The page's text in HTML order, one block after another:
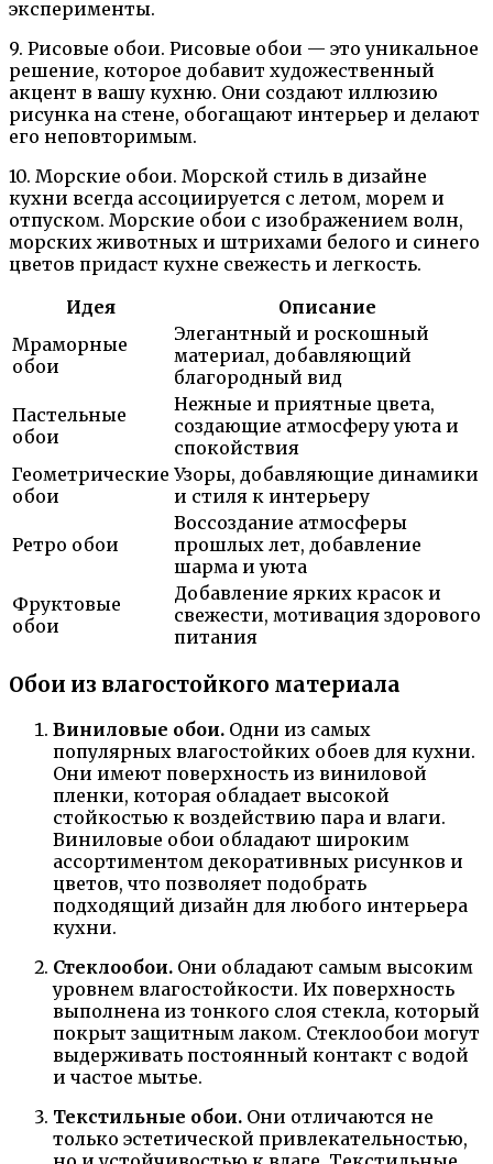
эксперименты.
9. Рисовые обои. Рисовые обои — это уникальное
решение, которое добавит художественный
акцент в вашу кухню. Они создают иллюзию
рисунка на стене, обогащают интерьер и делают
его неповторимым.
10. Морские обои. Морской стиль в дизайне
кухни всегда ассоциируется с летом, морем и
отпуском. Морские обои с изображением волн,
морских животных и штрихами белого и синего
цветов придаст кухне свежесть и легкость.
Идея
Описание
Мраморные
обои
Элегантный и роскошный
материал, добавляющий
благородный вид
Пастельные
обои
Нежные и приятные цвета,
создающие атмосферу уюта и
спокойствия
Геометрические
обои
Узоры, добавляющие динамики
и стиля к интерьеру
Ретро обои
Воссоздание атмосферы
прошлых лет, добавление
шарма и уюта
Фруктовые
обои
Добавление ярких красок и
свежести, мотивация здорового
питания
Обои из влагостойкого материала
Виниловые обои. Одни из самых
популярных влагостойких обоев для кухни.
Они имеют поверхность из виниловой
пленки, которая обладает высокой
стойкостью к воздействию пара и влаги.
Виниловые обои обладают широким
ассортиментом декоративных рисунков и
цветов, что позволяет подобрать
подходящий дизайн для любого интерьера
кухни.
Стеклообои. Они обладают самым высоким
уровнем влагостойкости. Их поверхность
выполнена из тонкого слоя стекла, который
покрыт защитным лаком. Стеклообои могут
выдерживать постоянный контакт с водой
и частое мытье.
Текстильные обои. Они отличаются не
только эстетической привлекательностью,